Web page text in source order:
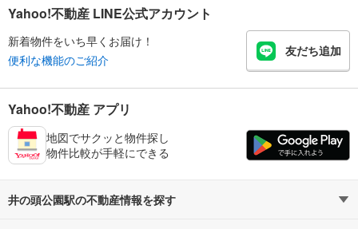
Yahoo!不動産 LINE公式アカウント
新着物件をいち早くお届け！
便利な機能のご紹介
友だち追加
Yahoo!不動産 アプリ
地図でサクッと物件探し
物件比較が手軽にできる
井の頭公園駅の不動産情報を探す